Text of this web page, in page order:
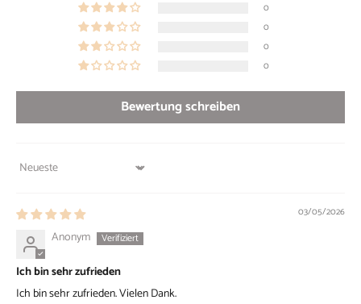
0
0
0
0
Bewertung schreiben
Sort by
03/05/2026
Anonym
Ich bin sehr zufrieden
Ich bin sehr zufrieden. Vielen Dank.